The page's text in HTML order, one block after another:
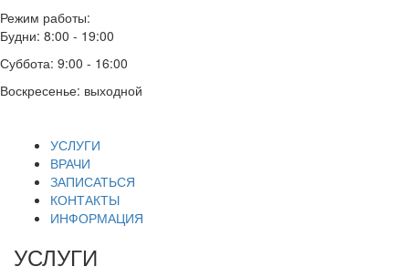
Режим работы:
Будни: 8:00 - 19:00
Суббота: 9:00 - 16:00
Воскресенье: выходной
УСЛУГИ
ВРАЧИ
ЗАПИСАТЬСЯ
КОНТАКТЫ
ИНФОРМАЦИЯ
УСЛУГИ